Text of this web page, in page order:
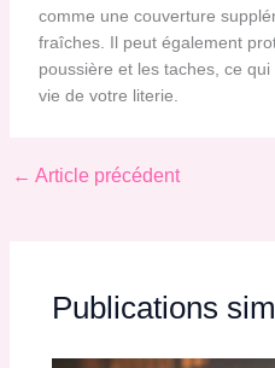
comme une couverture
fraîches. Il peut également
poussière et les taches, ce
vie de votre literie.
← Article précédent
Publications